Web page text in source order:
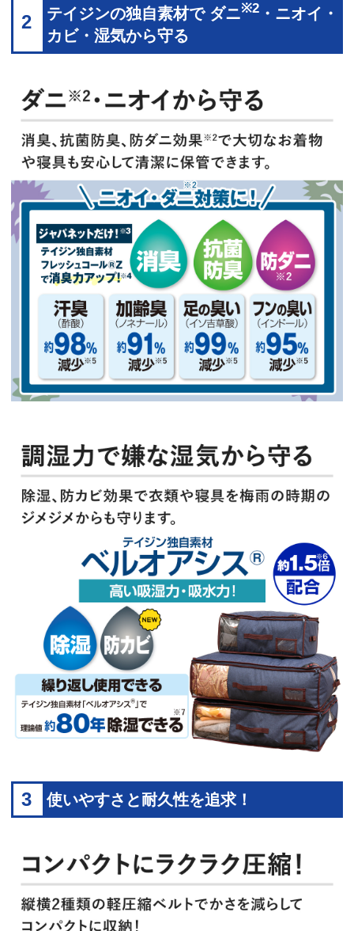
2 テイジンの独自素材で ダニ※2 ・ニオイ・
カビ・湿気から守る
3 使いやすさと耐久性を追求！